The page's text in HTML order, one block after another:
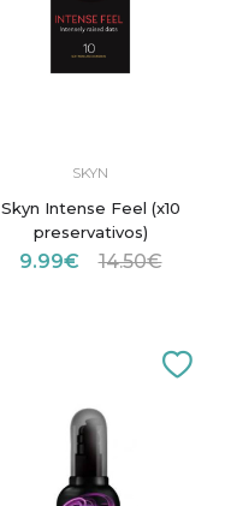
SKYN
Skyn Intense Feel (x10
preservativos)
9.99€ 14.50€